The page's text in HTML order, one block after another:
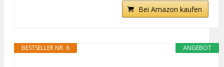
Bei Amazon kaufen
ANGEBOT
BESTSELLER NR. 6